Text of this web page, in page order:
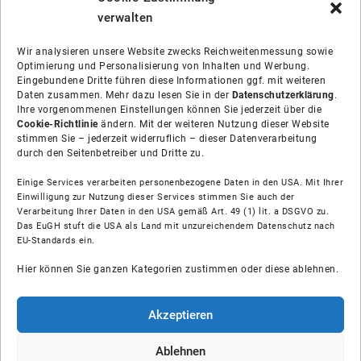
verwalten
Wir analysieren unsere Website zwecks Reichweitenmessung sowie
Optimierung und Personalisierung von Inhalten und Werbung.
Eingebundene Dritte führen diese Informationen ggf. mit weiteren
Daten zusammen. Mehr dazu lesen Sie in der Datenschutzerklärung.
Ihre vorgenommenen Einstellungen können Sie jederzeit über die
Cookie-Richtlinieändern. Mit der weiteren Nutzung dieser Website
stimmen Sie – jederzeit widerruflich – dieser Datenverarbeitung
durch den Seitenbetreiber und Dritte zu.
Einige Services verarbeiten personenbezogene Daten in den USA. Mit Ihrer
Einwilligung zur Nutzung dieser Services stimmen Sie auch der
Verarbeitung Ihrer Daten in den USA gemäß Art. 49 (1) lit. a DSGVO zu.
Das EuGH stuft die USA als Land mit unzureichendem Datenschutz nach
EU-Standards ein.
Hier können Sie ganzen Kategorien zustimmen oder diese ablehnen.
Akzeptieren
Ablehnen
Über uns
Soziale Medien